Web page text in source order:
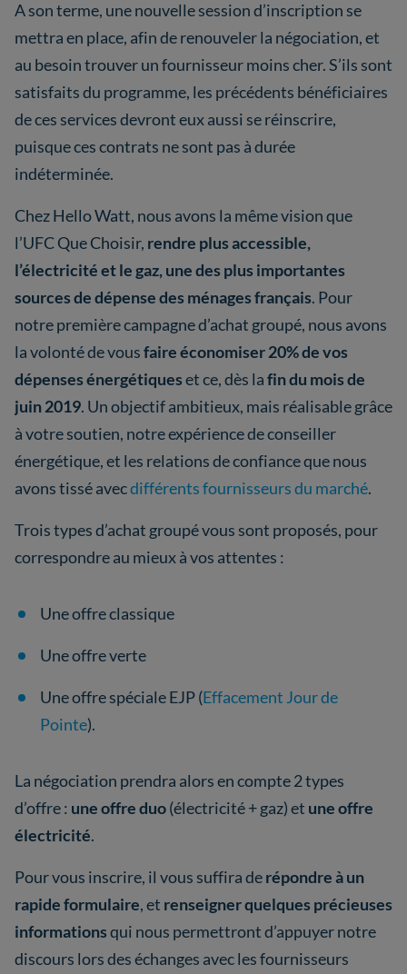
A son terme, une nouvelle session d’inscription se
mettra en place, afin de renouveler la négociation, et
au besoin trouver un fournisseur moins cher. S’ils sont
satisfaits du programme, les précédents bénéficiaires
de ces services devront eux aussi se réinscrire,
puisque ces contrats ne sont pas à durée
indéterminée.
Chez Hello Watt, nous avons la même vision que
l’UFC Que Choisir, rendre plus accessible,
l’électricité et le gaz, une des plus importantes
sources de dépense des ménages français. Pour
notre première campagne d’achat groupé, nous avons
la volonté de vousfaire économiser 20% de vos
dépenses énergétiqueset ce, dès lafin du mois de
juin 2019. Un objectif ambitieux, mais réalisable grâce
à votre soutien, notre expérience de conseiller
énergétique, et les relations de confiance que nous
avons tissé avecdifférents fournisseurs du marché.
Trois types d’achat groupé vous sont proposés, pour
correspondre au mieux à vos attentes :
Une offre classique
Une offre verte
Une offre spéciale EJP (Effacement Jour de
Pointe).
La négociation prendra alors en compte 2 types
d’offre : une offre duo(électricité + gaz) et une offre
électricité.
Pour vous inscrire, il vous suffira derépondre à un
rapide formulaire, et renseigner quelques précieuses
informationsqui nous permettront d’appuyer notre
discours lors des échanges avec les fournisseurs